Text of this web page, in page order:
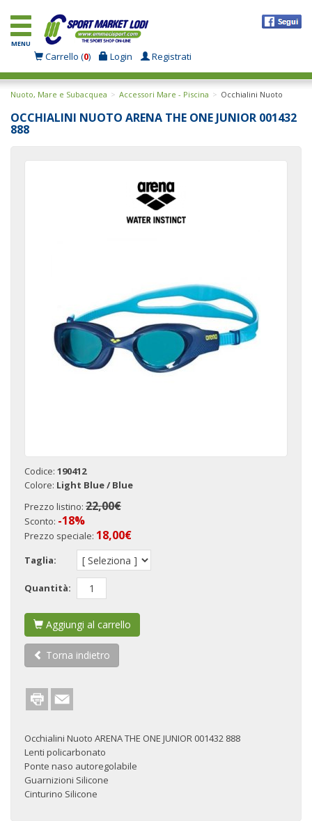
MENU
Carrello (0) Login Registrati
Nuoto, Mare e Subacquea Accessori Mare - Piscina Occhialini Nuoto
OCCHIALINI NUOTO ARENA THE ONE JUNIOR 001432
888
Codice: 190412
Colore: Light Blue / Blue
Prezzo listino: 22,00€
Sconto: -18%
Prezzo speciale: 18,00€
Taglia:
Quantità:
Aggiungi al carrello
Torna indietro
Occhialini Nuoto ARENA THE ONE JUNIOR 001432 888
Lenti policarbonato
Ponte naso autoregolabile
Guarnizioni Silicone
Cinturino Silicone